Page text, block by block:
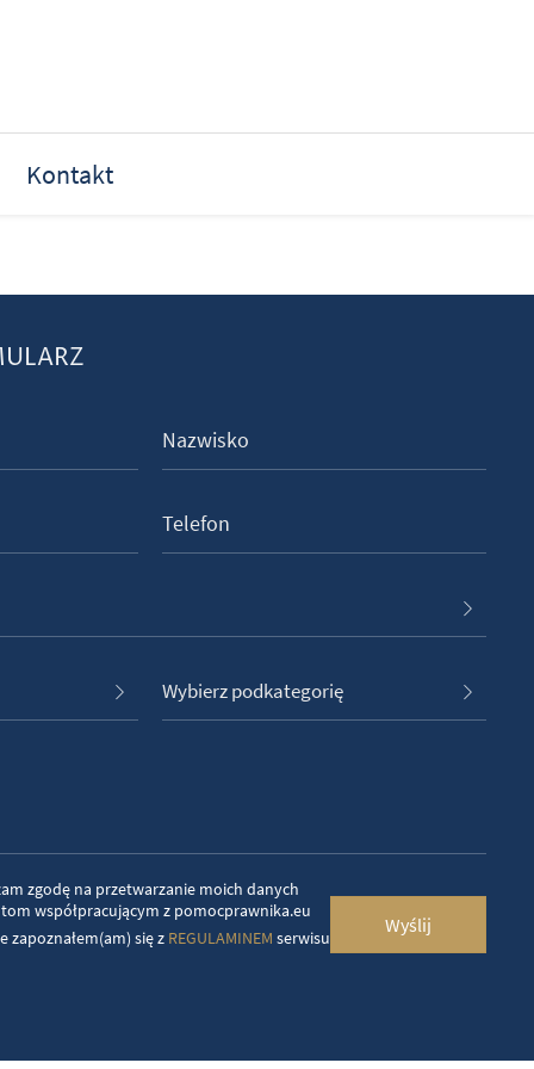
Kontakt
Wybierz podkategorię
zgodę na przetwarzanie moich danych
współpracującym z pomocprawnika.eu
zapoznałem(am) się z REGULAMINEM serwisu
Wyślij